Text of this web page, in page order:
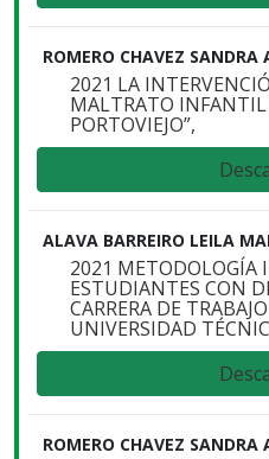
ROMERO CHAVEZ SANDRA
2021 LA
MALTRATO
PORTOVIEJO”,
ALAVA BARREIRO LEILA
2021 METODOLOGÍA
ESTUDIANTES CON
CARRERA DE
UNIVERSIDAD
ROMERO CHAVEZ SANDRA